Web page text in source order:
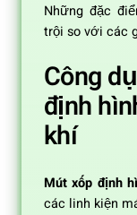
Những đặc
trội so với các
Công
định
khí
Mút xốp định
các linh kiện